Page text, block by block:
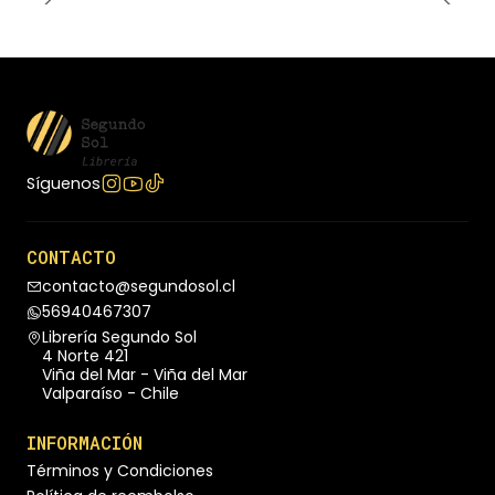
Síguenos
CONTACTO
contacto@segundosol.cl
56940467307
Librería Segundo Sol
4 Norte 421
Viña del Mar - Viña del Mar
Valparaíso - Chile
INFORMACIÓN
Términos y Condiciones